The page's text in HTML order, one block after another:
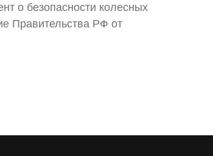
о безопасности колесных
Правительства РФ от